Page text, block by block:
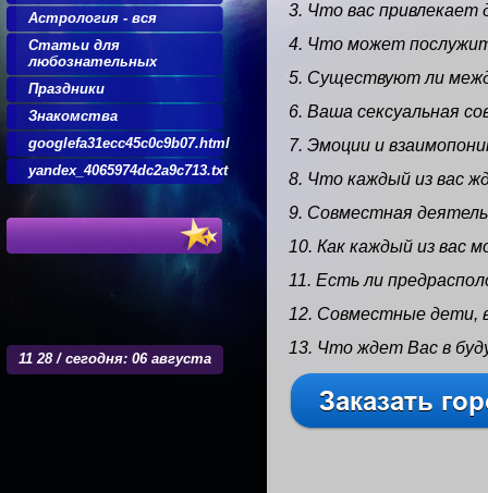
Астрология - вся
Статьи для
любознательных
Праздники
Знакомства
googlefa31ecc45c0c9b07.html
yandex_4065974dc2a9c713.txt
11 28 / сегодня: 06 августа
3. Что вас привлекает
4. Что может
5. Существуют ли
6. Ваша сексуальная
7. Эмоции и
8. Что каждый из вас
9. Совместная
10. Как каждый из вас
11. Есть ли
12. Совместные дети,
13. Что ждет Вас в